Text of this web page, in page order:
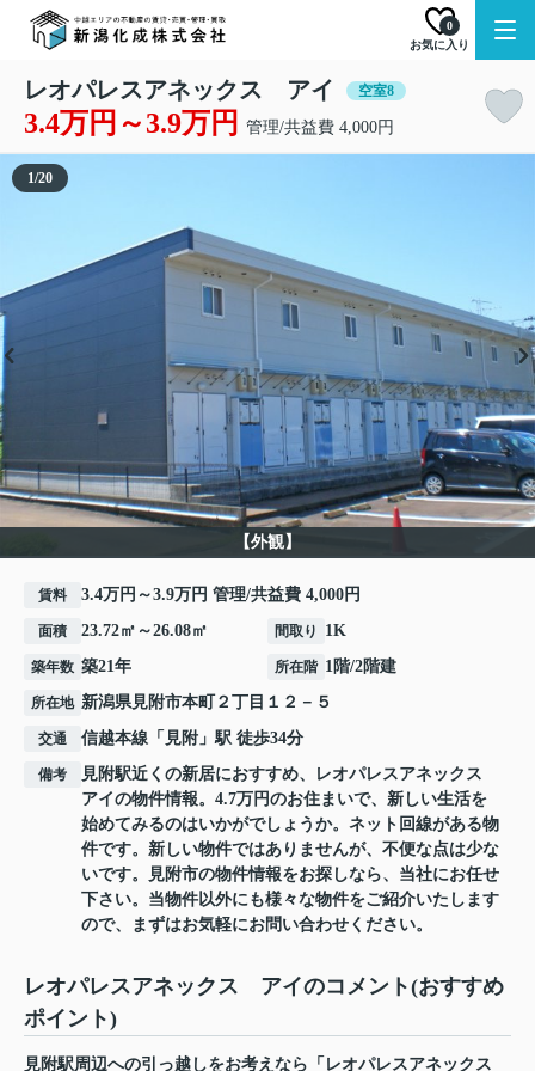
お気に入り
0
レオパレスアネックス アイ 空室8
3.4万円～3.9万円 管理/共益費 4,000円
【外観】
1/20
賃料 3.4万円～3.9万円 管理/共益費 4,000円
面積 23.72㎡～26.08㎡ 間取り 1K
築年数 築21年 所在階 1階/2階建
所在地 新潟県見附市本町 ２丁目１２－５
交通 信越本線 「 見附 」駅 徒歩34分
備考
見附駅近くの新居におすすめ、レオパレスアネックス
アイの物件情報。4.7万円のお住まいで、新しい生活を
始めてみるのはいかがでしょうか。ネット回線がある物
件です。新しい物件ではありませんが、不便な点は少な
いです。見附市の物件情報をお探しなら、当社にお任せ
下さい。当物件以外にも様々な物件をご紹介いたします
ので、まずはお気軽にお問い合わせください。
レオパレスアネックス アイのコメント(おすすめ
ポイント)
見附駅周辺への引っ越しをお考えなら「レオパレスアネックス